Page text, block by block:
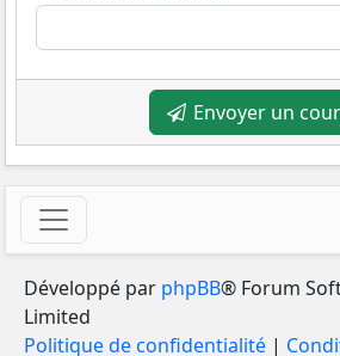
Envoyer un
Développé par phpBB® Forum
Limited
Politique de confidentialité |